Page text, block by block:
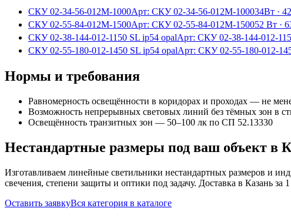
СКУ 02-34-56-012М-1000Арт: СКУ 02-34-56-012М-100034Вт ·
СКУ 02-55-84-012М-1500Арт: СКУ 02-55-84-012М-150052 Вт ·
СКУ 02-38-144-012-1150 SL ip54 opalАрт: СКУ 02-38-144-012-
СКУ 02-55-180-012-1450 SL ip54 opalАрт: СКУ 02-55-180-012-
Нормы и требования
Равномерность освещённости в коридорах и проходах — не
Возможность непрерывных световых линий без тёмных зон в
Освещённость транзитных зон — 50–100 лк по СП 52.13330
Нестандартные размеры под ваш объект в
Изготавливаем линейные светильники нестандартных размеров и
свечения, степени защиты и оптики под задачу. Доставка в Казань за 1
Оставить заявкуВся категория в каталоге